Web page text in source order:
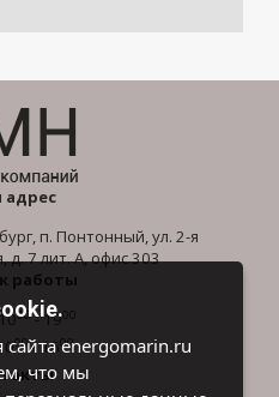
п. Понтонный, ул. 2-я
д. 7 лит. А, офис 303
работы
00- 1900
00- 1600
energomarin.ru
что мы